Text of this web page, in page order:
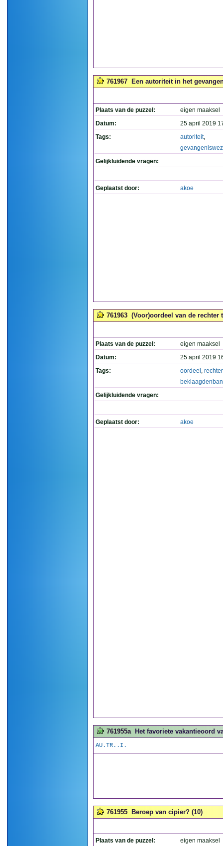
761967 Een autoriteit in het
Plaats van de puzzel:
eigen maaksel
Datum:
25 april 2019
Tags:
autoriteit,
Gelijkluidende vragen:
Geplaatst door: akoe
761963 (Voor)oordeel van de
Plaats van de puzzel:
eigen maaksel
Datum:
25 april 2019
Tags:
oordeel , rechter
Gelijkluidende vragen:
Geplaatst door: akoe
761955a Het favoriete vakantieoord
AU.TR..I.
761955 Beroep van cipier? (10)
Plaats van de puzzel: eigen maaksel